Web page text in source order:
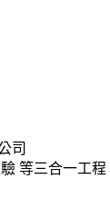
司
等三合一工程